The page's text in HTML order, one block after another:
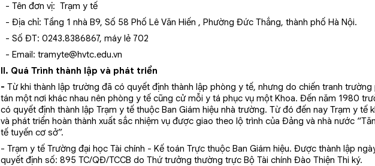
- Tên đơn vị: Trạm y tế
- Địa chỉ: Tầng 1 nhà B9, Số 58 Phố Lê Văn Hiến , Phường Đức Thắng, thành phố Hà Nội.
- Số ĐT: 0243.8386867, máy lẻ 702
- Email: tramyte@hvtc.edu.vn
II. Quá Trình thành lập và phát triển
- Từ khi thành lập trường đã có quyết định thành lập phòng y tế, nhưng do chiến tranh
tán một nơi khác nhau nên phòng y tế cũng cử mỗi y tá phục vụ một Khoa. Đến năm 1980
có quyết định thành lập Trạm y tế thuộc Ban Giám hiệu nhà trường. Từ đó đến nay Trạm y tế
và phát triển hoàn thành xuất sắc nhiệm vụ được giao theo lộ trình của Đảng và nhà nước
tế tuyến cơ sở”.
- Trạm y tế Trường đại học Tài chính - Kế toán Trực thuộc Ban Giám hiệu. Được thành lập
quyết định số: 895 TC/QĐ/TCCB do Thứ trưởng thường trực Bộ Tài chính Đào Thiện Thi ký.